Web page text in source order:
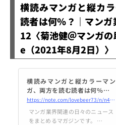
3億円の資金調達により、新しい
経済コンテンツ…
横読みマンガと縦カ
読者は何％？｜マン
12〈菊池健＠マンガ
e（2021年8月2日）〉
横読みマンガと縦カラーマン
ガ、両方を読む読者は何％？｜
マンガ業界Newsまとめ 12-210
802｜菊池健
https://note.com/lovebeer73/n/n4c35827a5785
マンガ業界関連の日々のニュース
をまとめるマガジンです。 ―――